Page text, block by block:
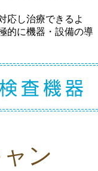
応し治療できるよ
的に機器・設備の導
ン